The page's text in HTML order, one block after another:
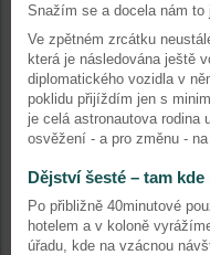
Snažím se a docela nám to
Ve zpětném zrcátku
která je následována ještě
diplomatického vozidla v
poklidu přijíždím jen s
je celá astronautova rodina
osvěžení - a pro změnu -
Dějství šesté – tam
Po přibližně 40minutové
hotelem a v koloně
úřadu, kde na vzácnou